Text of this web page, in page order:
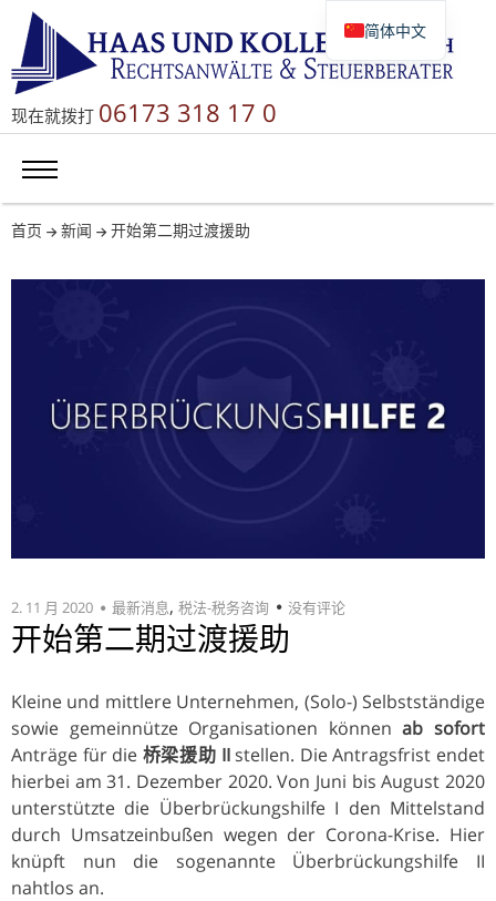
现在就拨打 06173 318 17 0
首页 新闻 开始第二期过渡援助
2. 11 月 2020 最新消息, 税法-税务咨询 没有评论
开始第二期过渡援助
Kleine und mittlere Unternehmen, (Solo-) Selbstständige
sowie gemeinnütze Organisationen könnenab sofort
Anträge für die 桥梁援助 IIstellen. Die Antragsfrist endet
hierbei am 31. Dezember 2020. Von Juni bis August 2020
unterstützte die Überbrückungshilfe I den Mittelstand
durch Umsatzeinbußen wegen der Corona-Krise. Hier
knüpft nun die sogenannte Überbrückungshilfe II
nahtlos an.
简体中文
Deutsch
Русский